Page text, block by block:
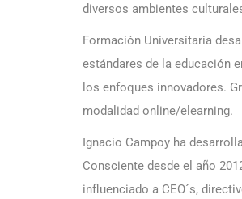
diversos ambientes
Formación Universitaria
estándares de la educación
los enfoques innovadores.
modalidad online/elearning.
Ignacio Campoy ha
Consciente desde el año
influenciado a CEO´s,